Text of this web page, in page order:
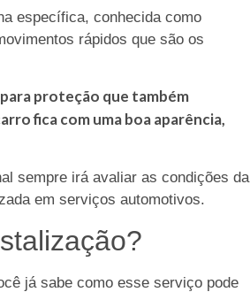
específica, conhecida como
rápidos que são os
proteção que também
fica com uma boa aparência,
sempre irá avaliar as condições da
em serviços automotivos.
já sabe como esse serviço pode